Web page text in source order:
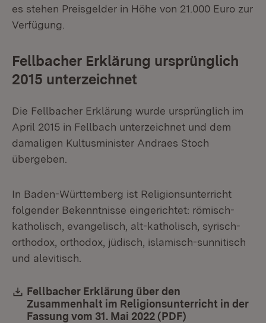
es stehen Preisgelder in Höhe von 21.000 Euro zur
Verfügung.
Fellbacher Erklärung ursprünglich
2015 unterzeichnet
Die Fellbacher Erklärung wurde ursprünglich im
April 2015 in Fellbach unterzeichnet und dem
damaligen Kultusminister Andraes Stoch
übergeben.
In Baden-Württemberg ist Religionsunterricht
folgender Bekenntnisse eingerichtet: römisch-
katholisch, evangelisch, alt-katholisch, syrisch-
orthodox, orthodox, jüdisch, islamisch-sunnitisch
und alevitisch.
Download:
Fellbacher Erklärung über den
Zusammenhalt im Religionsunterricht in der
Fassung vom 31. Mai 2022 (PDF)